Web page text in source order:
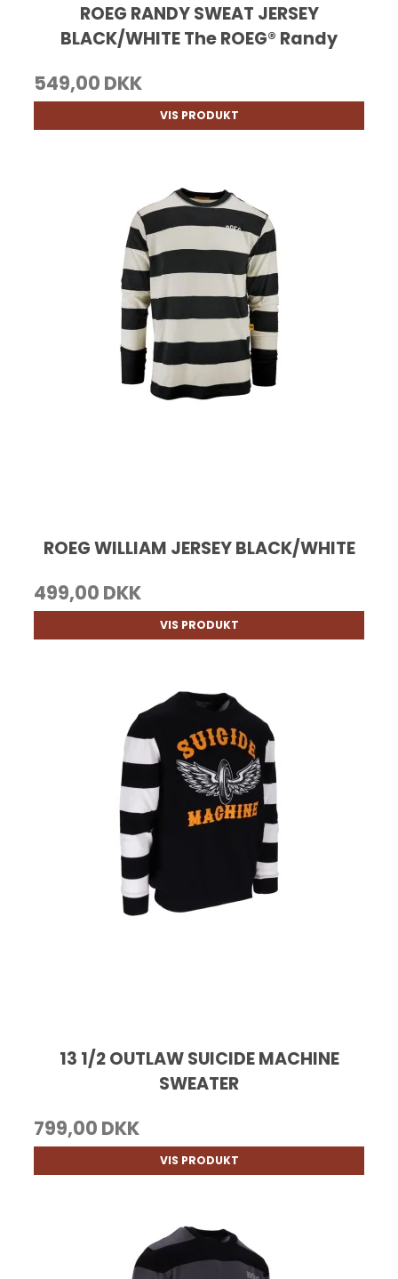
ROEG RANDY SWEAT JERSEY
BLACK/WHITE The ROEG® Randy
549,00 DKK
VIS PRODUKT
ROEG WILLIAM JERSEY BLACK/WHITE
499,00 DKK
VIS PRODUKT
13 1/2 OUTLAW SUICIDE MACHINE
SWEATER
799,00 DKK
VIS PRODUKT